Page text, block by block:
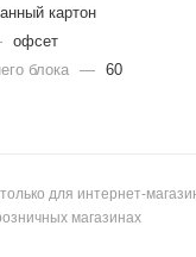
картон
офсет
блока — 60
для интернет-
магазинах